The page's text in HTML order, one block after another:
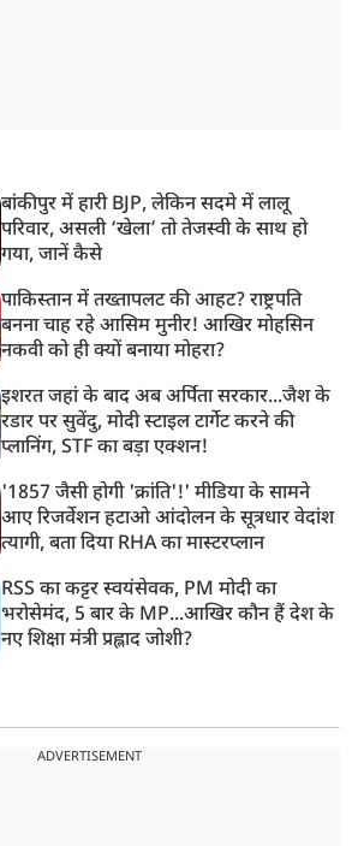
बांकीपुर में हारी BJP, लेकिन सदमे में लालू
परिवार, असली ‘खेला’ तो तेजस्वी के साथ हो
गया, जानें कैसे
पाकिस्तान में तख्तापलट की आहट? राष्ट्रपति
बनना चाह रहे आसिम मुनीर! आखिर मोहसिन
नकवी को ही क्यों बनाया मोहरा?
इशरत जहां के बाद अब अर्पिता सरकार...जैश के
रडार पर सुवेंदु, मोदी स्टाइल टार्गेट करने की
प्लानिंग, STF का बड़ा एक्शन!
'1857 जैसी होगी 'क्रांति'!' मीडिया के सामने
आए रिजर्वेशन हटाओ आंदोलन के सूत्रधार वेदांश
त्यागी, बता दिया RHA का मास्टरप्लान
RSS का कट्टर स्वयंसेवक, PM मोदी का
भरोसेमंद, 5 बार के MP...आखिर कौन हैं देश के
नए शिक्षा मंत्री प्रह्लाद जोशी?
ADVERTISEMENT